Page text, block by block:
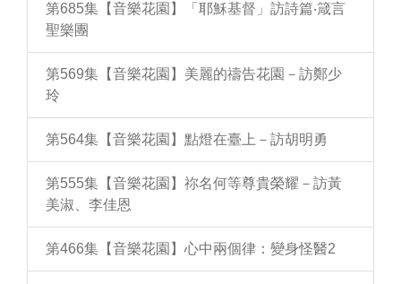
第685集【音樂花園】「耶穌基督」訪詩篇‧箴言
聖樂團
第569集【音樂花園】美麗的禱告花園－訪鄭少
玲
第564集【音樂花園】點燈在臺上－訪胡明勇
第555集【音樂花園】祢名何等尊貴榮耀－訪黃
美淑、李佳恩
第466集【音樂花園】心中兩個律：變身怪醫2